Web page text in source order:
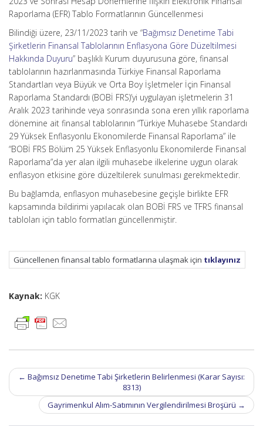
Raporlama (EFR) Tablo Formatlarının Güncellenmesi
Bilindiği üzere, 23/11/2023 tarih ve “Bağımsız Denetime Tabi
Şirketlerin Finansal Tablolarının Enflasyona Göre Düzeltilmesi
Hakkında Duyuru” başlıklı Kurum duyurusuna göre, finansal
tablolarının hazırlanmasında Türkiye Finansal Raporlama
Standartları veya Büyük ve Orta Boy İşletmeler İçin Finansal
Raporlama Standardı (BOBİ FRS)’yi uygulayan işletmelerin 31
Aralık 2023 tarihinde veya sonrasında sona eren yıllık raporlama
dönemine ait finansal tablolarının “Türkiye Muhasebe Standardı
29 Yüksek Enflasyonlu Ekonomilerde Finansal Raporlama” ile
“BOBİ FRS Bölüm 25 Yüksek Enflasyonlu Ekonomilerde Finansal
Raporlama”da yer alan ilgili muhasebe ilkelerine uygun olarak
enflasyon etkisine göre düzeltilerek sunulması gerekmektedir.
Bu bağlamda, enflasyon muhasebesine geçişle birlikte EFR
kapsamında bildirimi yapılacak olan BOBİ FRS ve TFRS finansal
tabloları için tablo formatları güncellenmiştir.
Güncellenen finansal tablo formatlarına ulaşmak için tıklayınız
Kaynak: KGK
Post
navigation
← Bağımsız Denetime Tabi Şirketlerin Belirlenmesi (Karar Sayısı:
8313)
Gayrimenkul Alım-Satımının Vergilendirilmesi Broşürü →